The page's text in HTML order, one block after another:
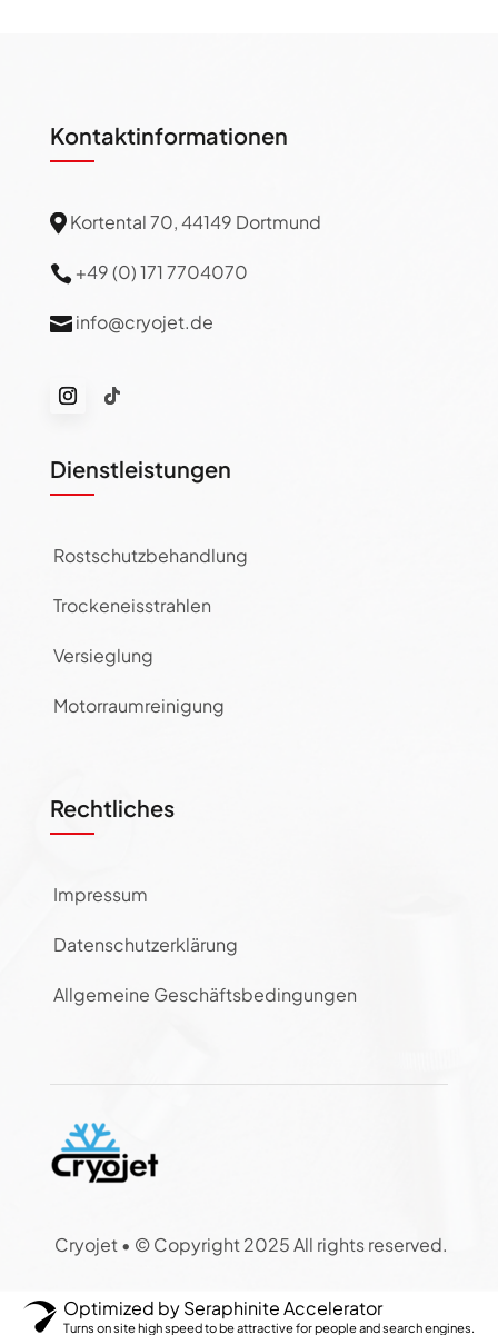
Kontaktinformationen
 Kortental 70, 44149 Dortmund
 +49 (0) 171 7704070
 info@cryojet.de
Dienstleistungen
Rostschutzbehandlung
Trockeneisstrahlen
Versieglung
Motorraumreinigung
Rechtliches
Impressum
Datenschutzerklärung
Allgemeine Geschäftsbedingungen
Cryojet • © Copyright 2025 All rights reserved.
Optimized by Seraphinite Accelerator
Turns on site high speed to be attractive for people and search engines.